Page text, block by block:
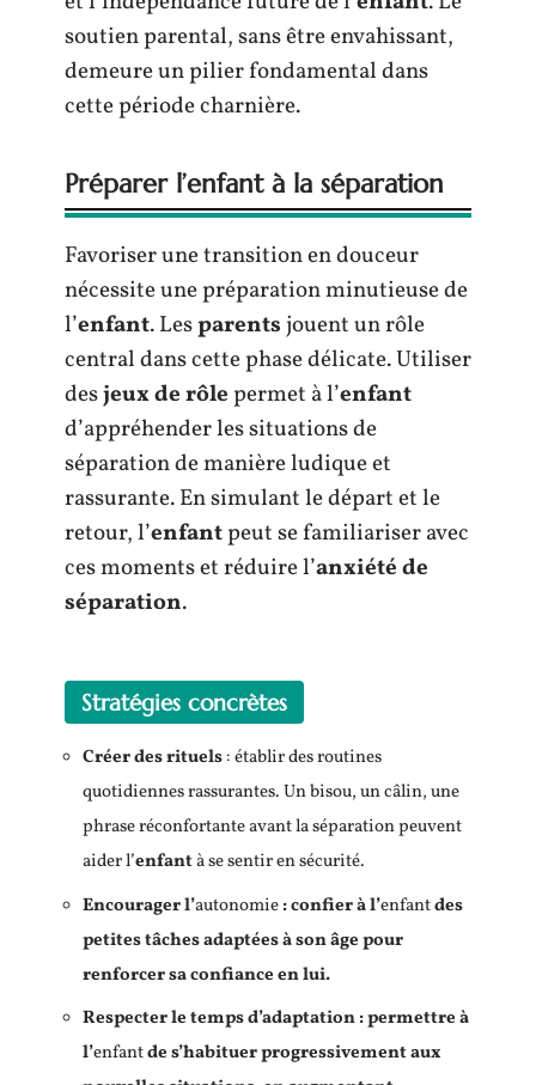
soutien parental, sans être envahissant,
demeure un pilier fondamental dans
cette période charnière.
Préparer l’enfant à la séparation
Favoriser une transition en douceur
nécessite une préparation minutieuse de
l’enfant. Lesparentsjouent un rôle
central dans cette phase délicate. Utiliser
desjeux de rôlepermet à l’enfant
d’appréhender les situations de
séparation de manière ludique et
rassurante. En simulant le départ et le
retour, l’enfantpeut se familiariser avec
ces moments et réduire l’anxiété de
séparation.
Stratégies concrètes
Créer des rituels: établir des routines
quotidiennes rassurantes. Un bisou, un câlin, une
phrase réconfortante avant la séparation peuvent
aider l’enfantà se sentir en sécurité.
Encourager l’autonomie: confier à l’enfantdes
petites tâches adaptées à son âge pour
renforcer sa confiance en lui.
Respecter le temps d’adaptation: permettre à
l’enfantde s’habituer progressivement aux